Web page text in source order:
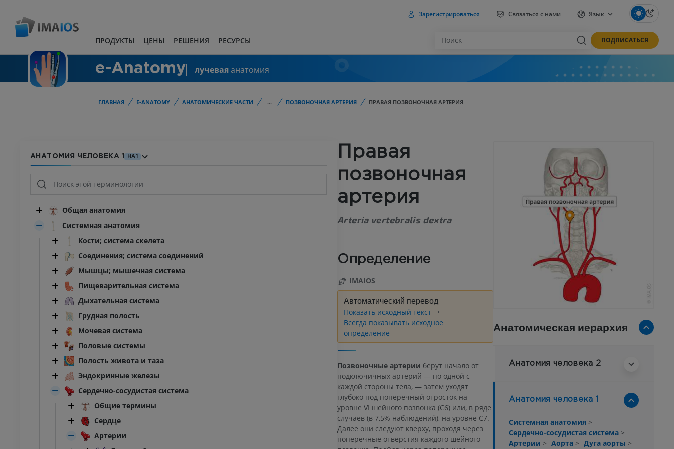
Зарегистрироваться Связаться с нами Язык
ПРОДУКТЫ ЦЕНЫ РЕШЕНИЯ РЕСУРСЫ ПОДПИСАТЬСЯ
e-Anatomy лучеваяанатомия
ГЛАВНАЯ E-ANATOMY АНАТОМИЧЕСКИЕ ЧАСТИ ... ПОЗВОНОЧНАЯ АРТЕРИЯ ПРАВАЯ ПОЗВОНОЧНАЯ АРТЕРИЯ
АНАТОМИЯ ЧЕЛОВЕКА 1 HA1
Общая анатомия
Системная анатомия
Кости; система скелета
Соединения; система соединений
Мышцы; мышечная система
Пищеварительная система
Дыхательная система
Грудная полость
Мочевая система
Половые системы
Полость живота и таза
Эндокринные железы
Сердечно-сосудистая система
Общие термины
Сердце
Артерии
Правая
позвоночная
артерия
Arteria vertebralis dextra
Определение
IMAIOS
Автоматический перевод
Показать исходный текст
Всегда показывать исходное
определение
Позвоночные артерии берут начало от
подключичных артерий — по одной с
каждой стороны тела, — затем уходят
глубоко под поперечный отросток на
уровне VI шейного позвонка (C6) или, в ряде
случаев (в 7,5% наблюдений), на уровне C7.
Далее они следуют кверху, проходя через
поперечные отверстия каждого шейного
Анатомическая иерархия
Анатомия человека 2
Анатомия человека 1
Системная анатомия >
Сердечно-сосудистая система >
Артерии > Аорта > Дуга аорты >